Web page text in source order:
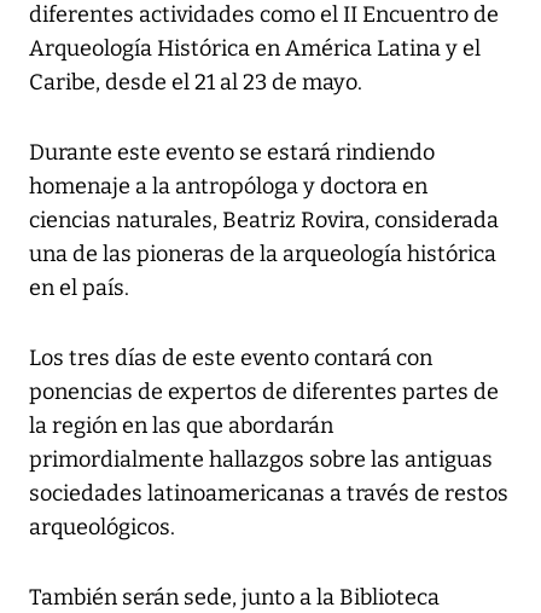
diferentes actividades como el II Encuentro de
Arqueología Histórica en América Latina y el
Caribe, desde el 21 al 23 de mayo.
Durante este evento se estará rindiendo
homenaje a la antropóloga y doctora en
ciencias naturales, Beatriz Rovira, considerada
una de las pioneras de la arqueología histórica
en el país.
Los tres días de este evento contará con
ponencias de expertos de diferentes partes de
la región en las que abordarán
primordialmente hallazgos sobre las antiguas
sociedades latinoamericanas a través de restos
arqueológicos.
También serán sede, junto a la Biblioteca